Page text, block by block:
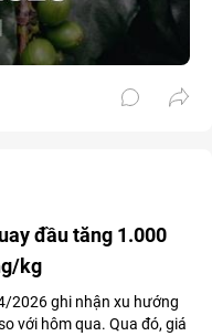
đầu tăng 1.000
kg
2026 ghi nhận xu hướng
với hôm qua. Qua đó, giá